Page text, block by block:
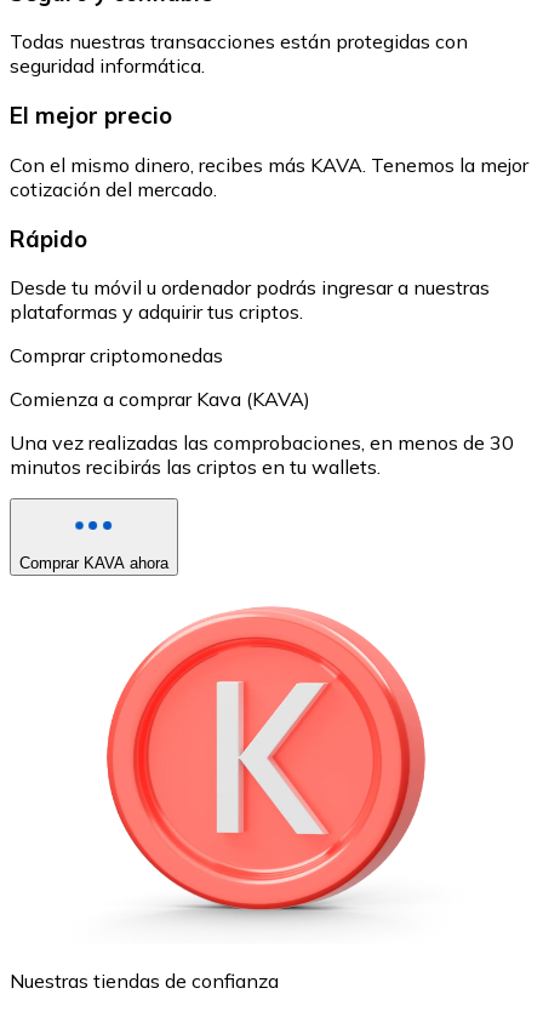
Todas nuestras transacciones están protegidas con
seguridad informática.
El mejor precio
Con el mismo dinero, recibes más KAVA. Tenemos la mejor
cotización del mercado.
Rápido
Desde tu móvil u ordenador podrás ingresar a nuestras
plataformas y adquirir tus criptos.
Comprar criptomonedas
Comienza a comprar Kava (KAVA)
Una vez realizadas las comprobaciones, en menos de 30
minutos recibirás las criptos en tu wallets.
Comprar KAVA ahora
Nuestras tiendas de confianza